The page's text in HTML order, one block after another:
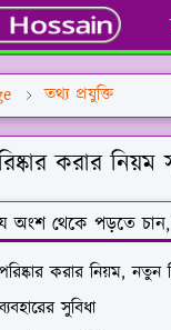
তথ্য প্রযুক্তি
করার
অংশ থেকে পড়তে
করার নিয়ম, নতুন
সুবিধা